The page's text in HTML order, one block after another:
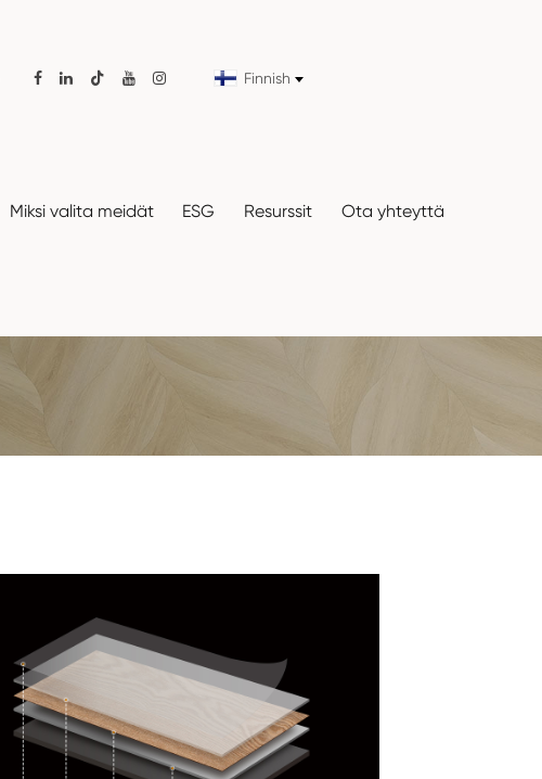
 Finnish
Miksi valita meidät ESG Resurssit Ota yhteyttä